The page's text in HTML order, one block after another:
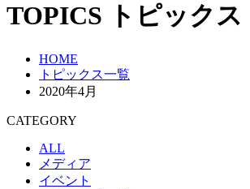
TOPICS トピックス
HOME
トピックス一覧
2020年4月
CATEGORY
ALL
メディア
イベント